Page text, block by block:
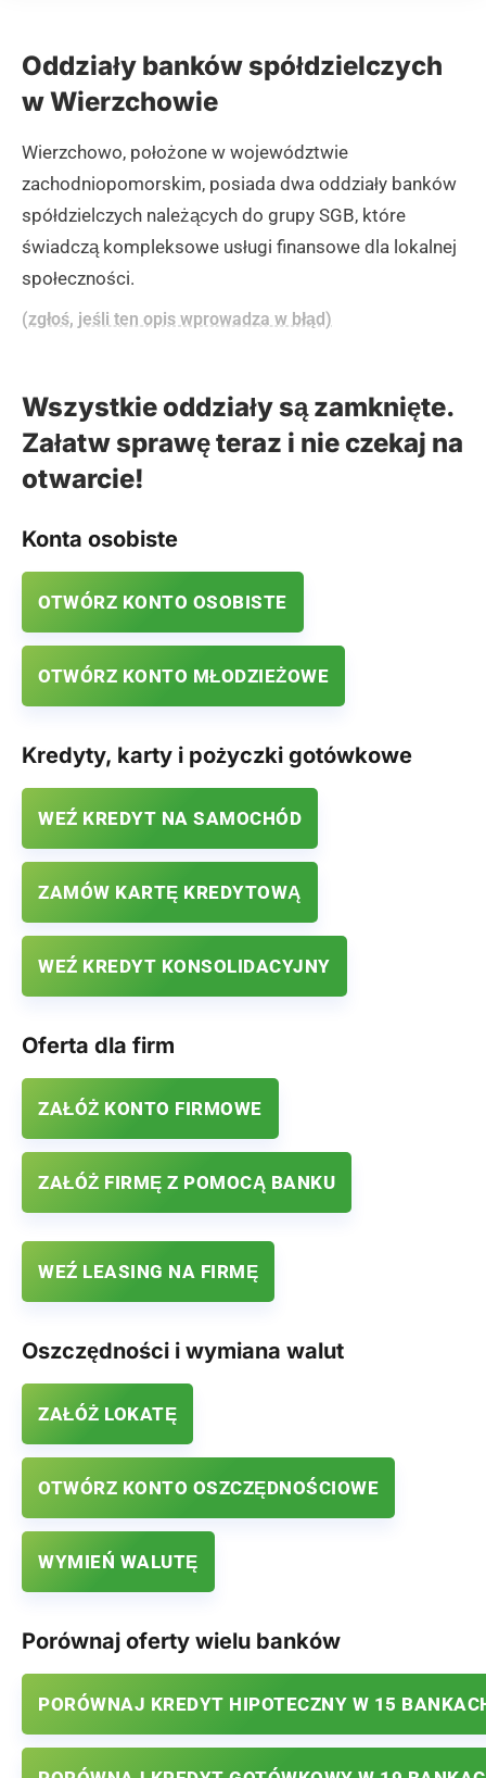
Oddziały banków spółdzielczych
w Wierzchowie
Wierzchowo, położone w województwie
zachodniopomorskim, posiada dwa oddziały banków
spółdzielczych należących do grupy SGB, które
świadczą kompleksowe usługi finansowe dla lokalnej
społeczności.
(zgłoś, jeśli ten opis wprowadza w błąd)
Wszystkie oddziały są zamknięte.
Załatw sprawę teraz i nie czekaj na
otwarcie!
Konta osobiste
OTWÓRZ KONTO OSOBISTE
OTWÓRZ KONTO MŁODZIEŻOWE
Kredyty, karty i pożyczki gotówkowe
WEŹ KREDYT NA SAMOCHÓD
ZAMÓW KARTĘ KREDYTOWĄ
WEŹ KREDYT KONSOLIDACYJNY
Oferta dla firm
ZAŁÓŻ KONTO FIRMOWE
ZAŁÓŻ FIRMĘ Z POMOCĄ BANKU
WEŹ LEASING NA FIRMĘ
Oszczędności i wymiana walut
ZAŁÓŻ LOKATĘ
OTWÓRZ KONTO OSZCZĘDNOŚCIOWE
WYMIEŃ WALUTĘ
Porównaj oferty wielu banków
PORÓWNAJ KREDYT HIPOTECZNY W 15